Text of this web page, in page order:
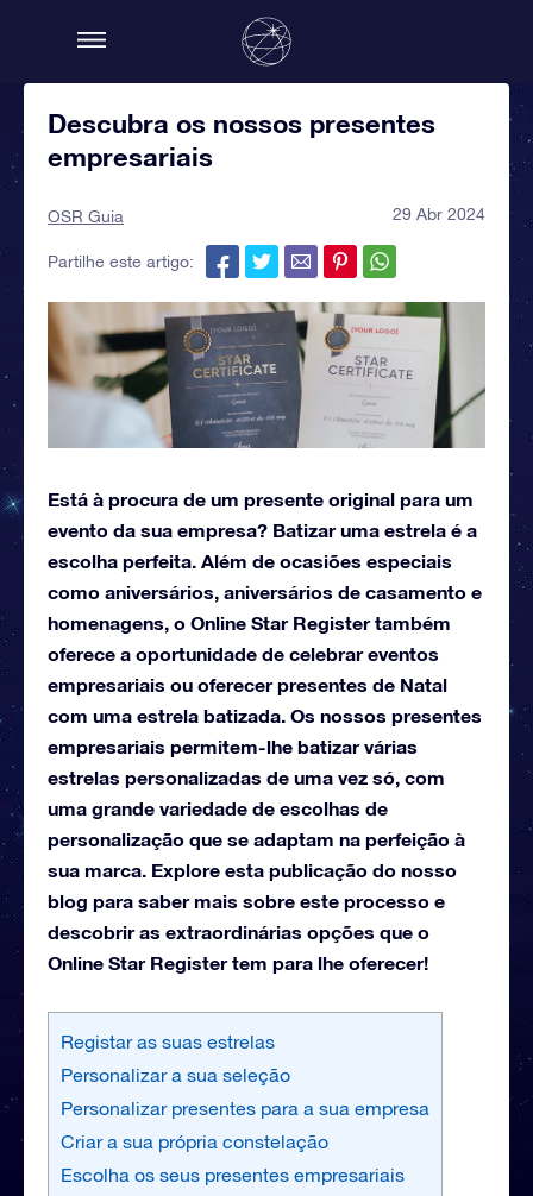
Descubra os nossos presentes
empresariais
OSR Guia 29 Abr 2024
Partilhe este artigo:
Está à procura de um presente original para um
evento da sua empresa? Batizar uma estrela é a
escolha perfeita. Além de ocasiões especiais
como aniversários, aniversários de casamento e
homenagens, o Online Star Register também
oferece a oportunidade de celebrar eventos
empresariais ou oferecer presentes de Natal
com uma estrela batizada. Os nossos presentes
empresariais permitem-lhe batizar várias
estrelas personalizadas de uma vez só, com
uma grande variedade de escolhas de
personalização que se adaptam na perfeição à
sua marca. Explore esta publicação do nosso
blog para saber mais sobre este processo e
descobrir as extraordinárias opções que o
Online Star Register tem para lhe oferecer!
Registar as suas estrelas
Personalizar a sua seleção
Personalizar presentes para a sua empresa
Criar a sua própria constelação
Escolha os seus presentes empresariais